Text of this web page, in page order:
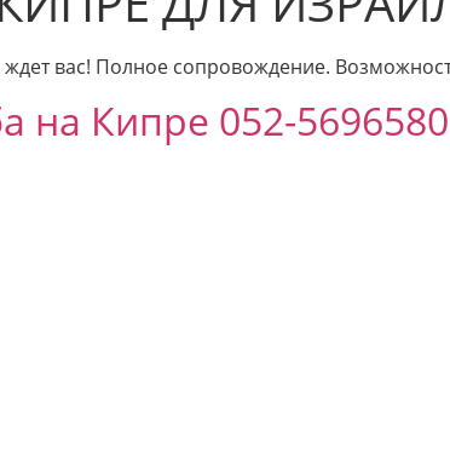
вас! Полное сопровождение.
Кипре 052-5696580